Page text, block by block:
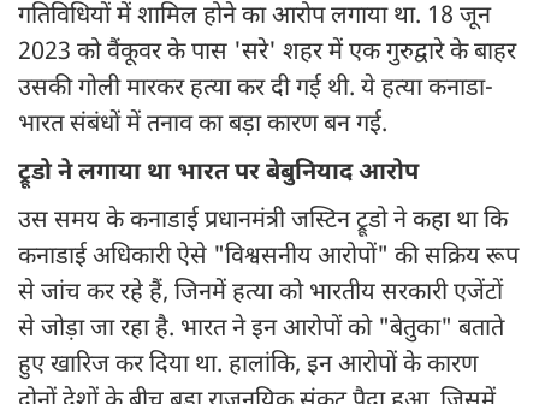
गतिविधियों में शामिल होने का आरोप लगाया था. 18 जून
2023 को वैंकूवर के पास 'सरे' शहर में एक गुरुद्वारे के बाहर
उसकी गोली मारकर हत्या कर दी गई थी. ये हत्या कनाडा-
भारत संबंधों में तनाव का बड़ा कारण बन गई.
ट्रूडो ने लगाया था भारत पर बेबुनियाद आरोप
उस समय के कनाडाई प्रधानमंत्री जस्टिन ट्रूडो ने कहा था कि
कनाडाई अधिकारी ऐसे "विश्वसनीय आरोपों" की सक्रिय रूप
से जांच कर रहे हैं, जिनमें हत्या को भारतीय सरकारी एजेंटों
से जोड़ा जा रहा है. भारत ने इन आरोपों को "बेतुका" बताते
हुए खारिज कर दिया था. हालांकि, इन आरोपों के कारण